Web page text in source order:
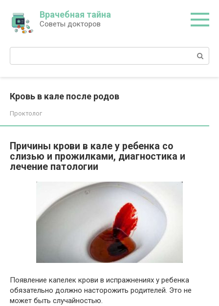
контенту
Врачебная тайна
Советы докторов
Поиск:
Кровь в кале после родов
Проктолог
Причины крови в кале у ребенка со
слизью и прожилками, диагностика и
лечение патологии
Появление капелек крови в испражнениях у ребенка
обязательно должно насторожить родителей. Это не
может быть случайностью.